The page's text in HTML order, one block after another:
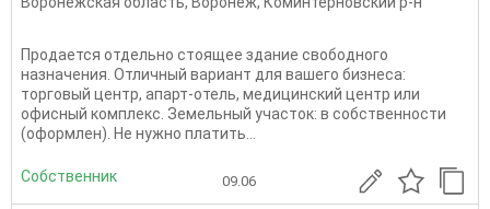
Продается отдельно стоящее здание свободного
назначения. Отличный вариант для вашего бизнеса:
торговый центр, апарт-отель, медицинский центр или
офисный комплекс. Земельный участок: в собственности
(оформлен). Не нужно платить...
Собственник 09.06